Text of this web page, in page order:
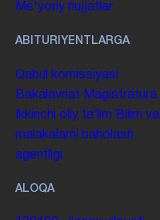
Me'yoriy hujjatlar
ABITURIYENTLARGA
Qabul komissiyasi
Bakalavriat Magistratura
Ikkinchi oliy taʼlim Bilim va
malakalarni baholash
agentligi
ALOQA